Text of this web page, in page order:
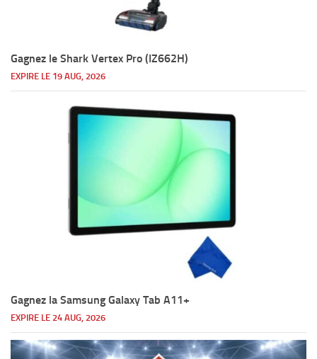
Gagnez le Shark Vertex Pro (IZ662H)
EXPIRE LE 19 AUG, 2026
Gagnez la Samsung Galaxy Tab A11+
EXPIRE LE 24 AUG, 2026